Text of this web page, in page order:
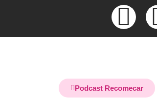
Podcast Recomecar